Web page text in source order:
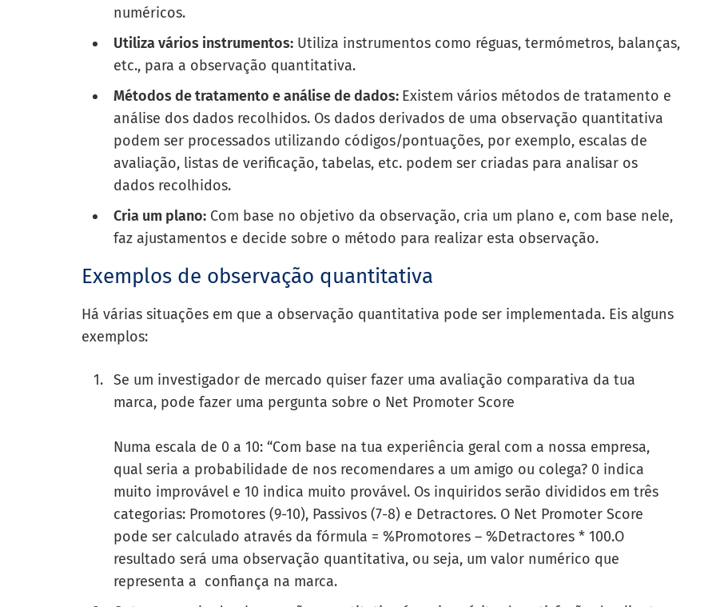
numéricos.
Utiliza vários instrumentos: Utiliza instrumentos como réguas, termómetros, balanças,
etc., para a observação quantitativa.
Métodos de tratamento e análise de dados: Existem vários métodos de tratamento e
análise dos dados recolhidos. Os dados derivados de uma observação quantitativa
podem ser processados utilizando códigos/pontuações, por exemplo, escalas de
avaliação, listas de verificação, tabelas, etc. podem ser criadas para analisar os
dados recolhidos.
Cria um plano: Com base no objetivo da observação, cria um plano e, com base nele,
faz ajustamentos e decide sobre o método para realizar esta observação.
Exemplos de observação quantitativa
Há várias situações em que a observação quantitativa pode ser implementada. Eis alguns
exemplos:
Se um investigador de mercado quiser fazer uma avaliação comparativa da tua
marca, pode fazer uma pergunta sobre o Net Promoter Score
Numa escala de 0 a 10: “Com base na tua experiência geral com a nossa empresa,
qual seria a probabilidade de nos recomendares a um amigo ou colega? 0 indica
muito improvável e 10 indica muito provável. Os inquiridos serão divididos em três
categorias: Promotores (9-10), Passivos (7-8) e Detractores. O Net Promoter Score
pode ser calculado através da fórmula = %Promotores – %Detractores * 100.O
resultado será uma observação quantitativa, ou seja, um valor numérico que
representa a confiança na marca.